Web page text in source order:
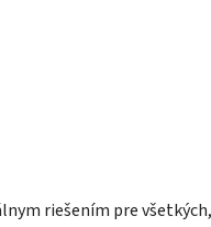
riešením pre